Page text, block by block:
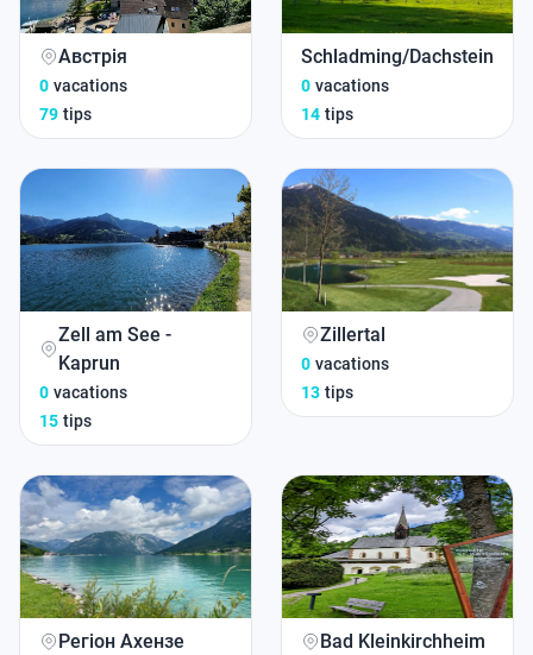
Австрія
0 vacations
79 tips
Schladming/Dachstein
0 vacations
14 tips
Zell am See -
Kaprun
0 vacations
15 tips
Zillertal
0 vacations
13 tips
Регіон Ахензе Bad Kleinkirchheim